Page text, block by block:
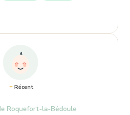
Récent
Roquefort-la-Bédoule